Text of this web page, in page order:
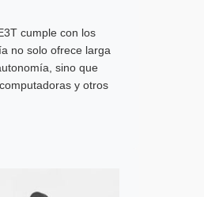
cumple con los
no solo ofrece larga
sino que
y otros